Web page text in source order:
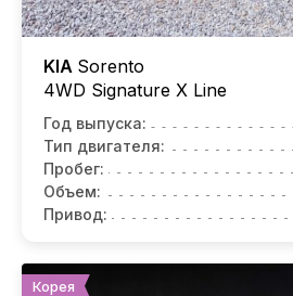
KIA Sorento
4WD Signature X Line
Год выпуска:
Тип двигателя:
Пробег:
Объем:
Привод:
Корея